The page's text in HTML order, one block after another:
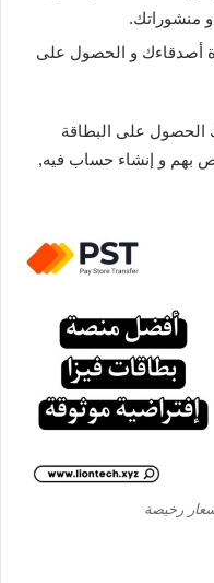
منشوراتك.
أصدقاءك و الحصول على
الحصول على البطاقة
بهم و إنشاء حساب فيه,
رخيصة